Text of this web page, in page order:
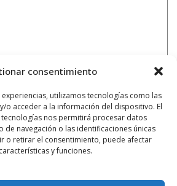
consentimiento
utilizamos tecnologías como las
o acceder a la información del dispositivo. El
nos permitirá procesar datos
navegación o las identificaciones únicas
o retirar el consentimiento, puede afectar
y funciones.